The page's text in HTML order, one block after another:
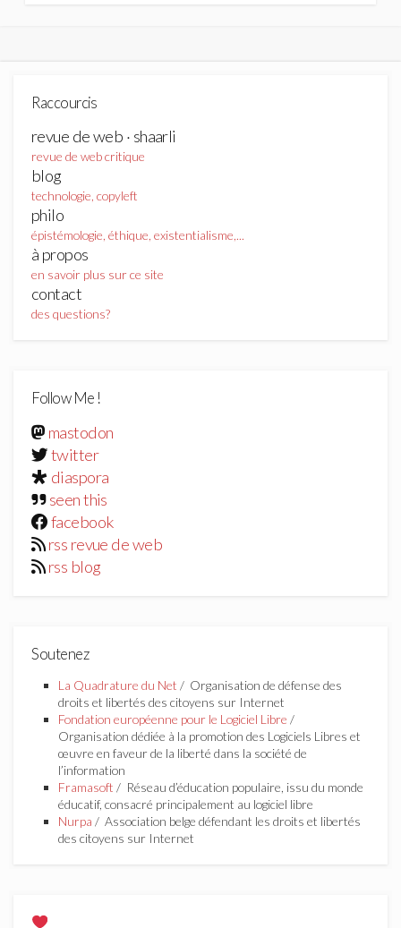
Raccourcis
revue de web · shaarli
revue de web critique
blog
technologie, copyleft
philo
épistémologie, éthique, existentialisme,...
à propos
en savoir plus sur ce site
contact
des questions?
Follow Me !
mastodon
twitter
diaspora
seen this
facebook
rss revue de web
rss blog
Soutenez
La Quadrature du Net / Organisation de défense des
droits et libertés des citoyens sur Internet
Fondation européenne pour le Logiciel Libre /
Organisation dédiée à la promotion des Logiciels Libres et
œuvre en faveur de la liberté dans la société de
l’information
Framasoft / Réseau d’éducation populaire, issu du monde
éducatif, consacré principalement au logiciel libre
Nurpa / Association belge défendant les droits et libertés
des citoyens sur Internet